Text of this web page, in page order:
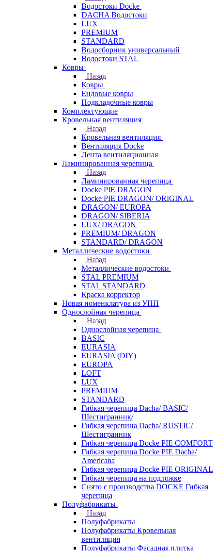
Водостоки Docke
DACHA Водостоки
LUX
PREMIUM
STANDARD
Водосборник универсальный
Водостоки STAL
Ковры
Назад
Ковры
Ендовые ковры
Подкладочные ковры
Комплектующие
Кровельная вентиляция
Назад
Кровельная вентиляция
Вентиляция Docke
Лента вентиляционная
Ламинированная черепица
Назад
Ламинированная черепица
Docke PIE DRAGON
Docke PIE DRAGON/ ORIGINAL
DRAGON/ EUROPA
DRAGON/ SIBERIA
LUX/ DRAGON
PREMIUM/ DRAGON
STANDARD/ DRAGON
Металлические водостоки
Назад
Металлические водостоки
STAL PREMIUM
STAL STANDARD
Краска корректор
Новая номенклатура из УПП
Однослойная черепица
Назад
Однослойная черепица
BASIC
EURASIA
EURASIA (DIY)
EUROPA
LOFT
LUX
PREMIUM
STANDARD
Гибкая черепица Dacha/ BASIC/
Шестигранник/
Гибкая черепица Dacha/ RUSTIC/
Шестигранник
Гибкая черепица Docke PIE COMFORT
Гибкая черепица Docke PIE Dacha/
Americana
Гибкая черепица Docke PIE ОRIGINАL
Гибкая черепица на подложке
Снято с производства DOCKE Гибкая
черепица
Полуфабрикаты
Назад
Полуфабрикаты
Полуфабрикаты Кровельная
вентиляция
Полуфабрикаты Фасадная плитка